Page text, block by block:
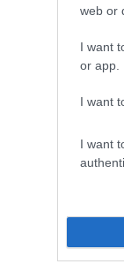
web or
I want
or app.
I want
I want